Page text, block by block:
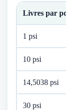
Livres par
1 psi
10 psi
14,5038 psi
30 psi